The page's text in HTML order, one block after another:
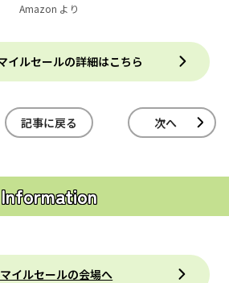
Amazon より
イルセールの詳細はこちら
記事に戻る 次へ
Information
イルセールの会場へ